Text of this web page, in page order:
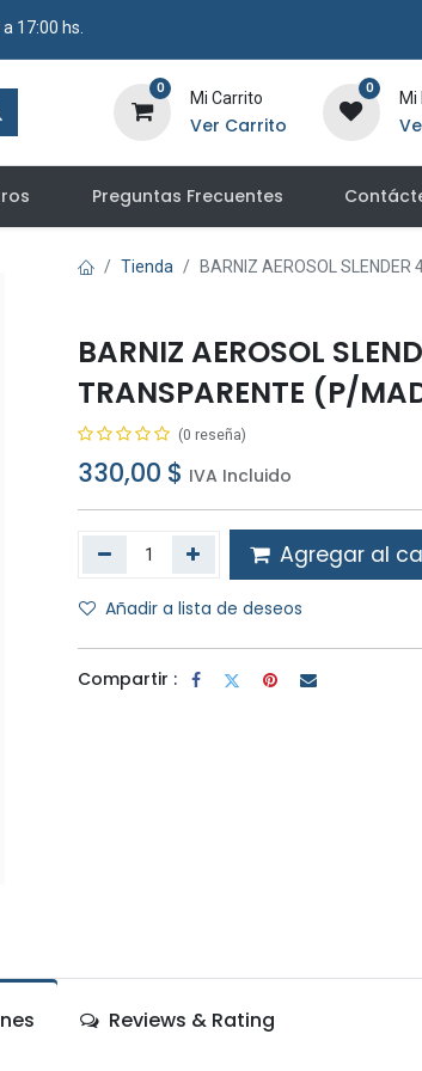
17:00 hs.
0
Mi Carrito
Ver Carrito
0
Mi
Preguntas Frecuentes
Tienda BARNIZ AEROSOL
BARNIZ AEROSOL
TRANSPARENTE (P/
(0 reseña)
330,00 $ IVA Incluido
Agregar al
Añadir a lista de deseos
Compartir :
Reviews & Rating